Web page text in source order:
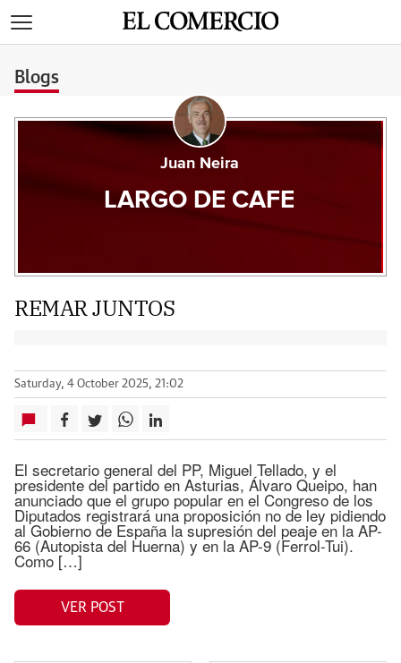
Blogs
Juan Neira
LARGO DE CAFE
REMAR JUNTOS
Saturday, 4 October 2025, 21:02
El secretario general del PP, Miguel Tellado, y el
presidente del partido en Asturias, Álvaro Queipo, han
anunciado que el grupo popular en el Congreso de los
Diputados registrará una proposición no de ley pidiendo
al Gobierno de España la supresión del peaje en la AP-
66 (Autopista del Huerna) y en la AP-9 (Ferrol-Tui).
Como […]
VER POST